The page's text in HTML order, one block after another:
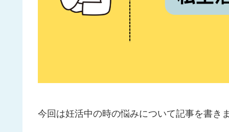
今回は妊活中の時の悩みについて記事を書き